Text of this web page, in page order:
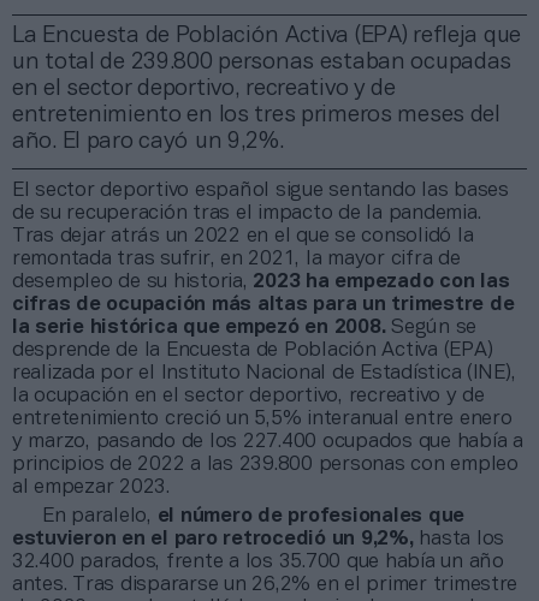
La Encuesta de Población Activa (EPA) refleja que
un total de 239.800 personas estaban ocupadas
en el sector deportivo, recreativo y de
entretenimiento en los tres primeros meses del
año. El paro cayó un 9,2%.
El sector deportivo español sigue sentando las bases
de su recuperación tras el impacto de la pandemia.
Tras dejar atrás un 2022 en el que se consolidó la
remontada tras sufrir, en 2021, la mayor cifra de
desempleo de su historia, 2023 ha empezado con las
cifras de ocupación más altas para un trimestre de
la serie histórica que empezó en 2008. Según se
desprende de la Encuesta de Población Activa (EPA)
realizada por el Instituto Nacional de Estadística (INE),
la ocupación en el sector deportivo, recreativo y de
entretenimiento creció un 5,5% interanual entre enero
y marzo, pasando de los 227.400 ocupados que había a
principios de 2022 a las 239.800 personas con empleo
al empezar 2023.
En paralelo, el número de profesionales que
estuvieron en el paro retrocedió un 9,2%, hasta los
32.400 parados, frente a los 35.700 que había un año
antes. Tras dispararse un 26,2% en el primer trimestre